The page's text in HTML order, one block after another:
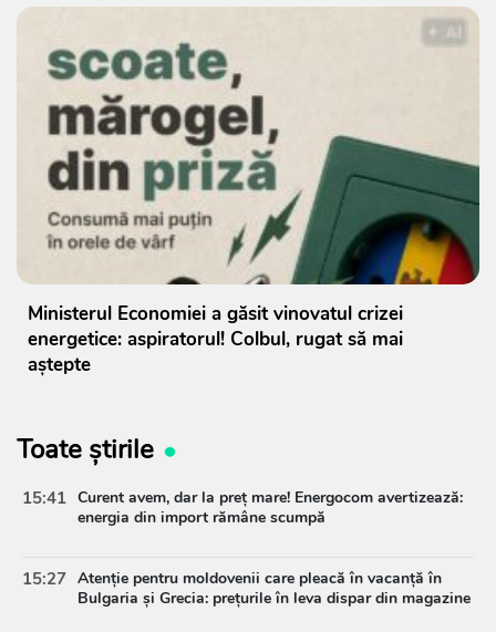
Ministerul Economiei a găsit vinovatul crizei
energetice: aspiratorul! Colbul, rugat să mai
aștepte
Toate știrile
15:41 Curent avem, dar la preț mare! Energocom avertizează:
energia din import rămâne scumpă
15:27 Atenție pentru moldovenii care pleacă în vacanță în
Bulgaria și Grecia: prețurile în leva dispar din magazine